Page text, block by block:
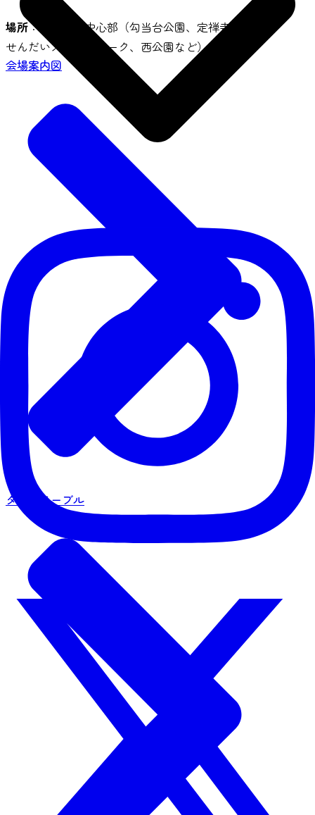
場所：仙台市内中心部（勾当台公園、定禅寺通、
せんだいメディアテーク、西公園など）
会場案内図
タイムテーブル